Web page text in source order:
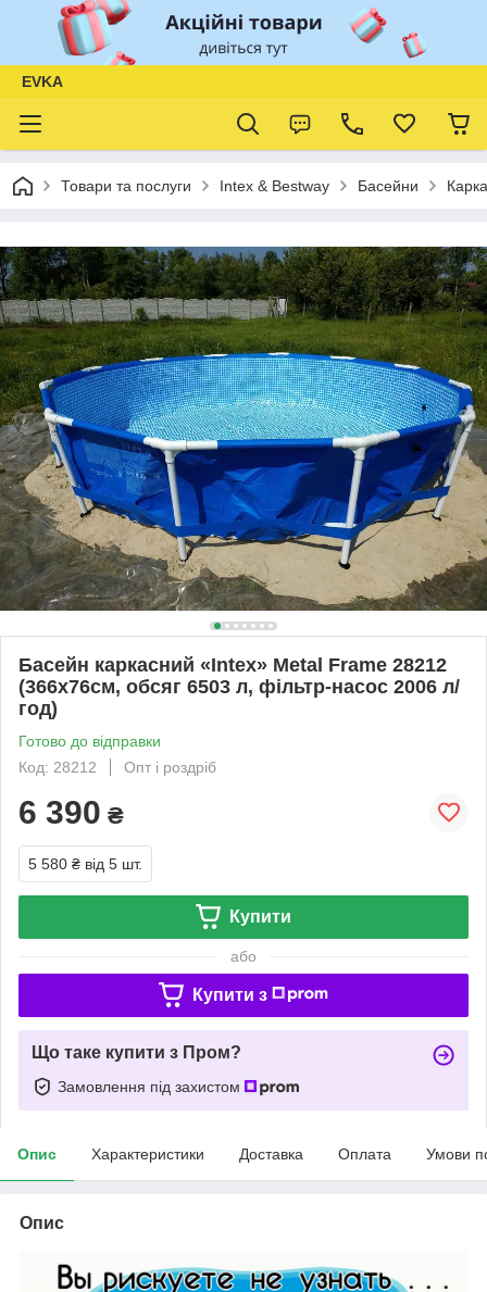
EVKA
Товари та послуги Intex & Bestway Басейни
Басейн каркасний «Intex» Metal Frame 28212
(366х76см, обсяг 6503 л, фільтр-насос 2006 л/
год)
Готово до відправки
Код: 28212
Опт і роздріб
6 390 ₴
5 580 ₴ від 5 шт.
Купити
або
Купити з
Що таке купити з Пром?
Замовлення під захистом
Опис Характеристики Доставка Оплата Умови
Опис